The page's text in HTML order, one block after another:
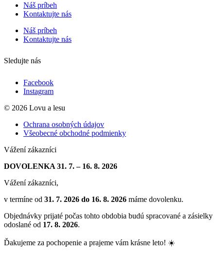
Náš príbeh
Kontaktujte nás
Náš príbeh
Kontaktujte nás
Sledujte nás
Facebook
Instagram
© 2026 Lovu a lesu
Ochrana osobných údajov
Všeobecné obchodné podmienky
Vážení zákazníci
DOVOLENKA 31. 7. – 16. 8. 2026
Vážení zákazníci,
v termíne od 31. 7. 2026 do 16. 8. 2026 máme dovolenku.
Objednávky prijaté počas tohto obdobia budú spracované a zásielky
odoslané od 17. 8. 2026.
Ďakujeme za pochopenie a prajeme vám krásne leto! ☀️